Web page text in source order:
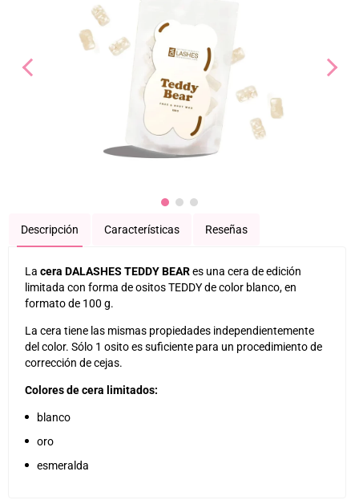
Descripción Características Reseñas
La cera DALASHES TEDDY BEARes una cera de edición
limitada con forma de ositos TEDDY de color blanco, en
formato de 100 g.
La cera tiene las mismas propiedades independientemente
del color. Sólo 1 osito es suficiente para un procedimiento de
corrección de cejas.
Colores de cera limitados:
blanco
oro
esmeralda